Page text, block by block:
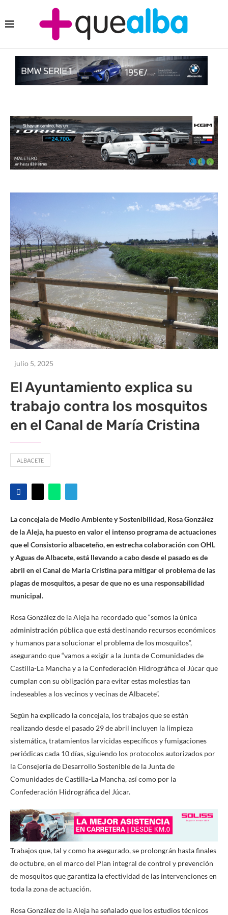
julio 5, 2025
El Ayuntamiento explica su
trabajo contra los mosquitos
en el Canal de María Cristina
ALBACETE
La concejala de Medio Ambiente y Sostenibilidad, Rosa González
de la Aleja, ha puesto en valor el intenso programa de actuaciones
que el Consistorio albaceteño, en estrecha colaboración con OHL
y Aguas de Albacete, está llevando a cabo desde el pasado es de
abril en el Canal de María Cristina para mitigar el problema de las
plagas de mosquitos, a pesar de que no es una responsabilidad
municipal.
Rosa González de la Aleja ha recordado que “somos la única
administración pública que está destinando recursos económicos
y humanos para solucionar el problema de los mosquitos”,
asegurando que “vamos a exigir a la Junta de Comunidades de
Castilla-La Mancha y a la Confederación Hidrográfica el Júcar que
cumplan con su obligación para evitar estas molestias tan
indeseables a los vecinos y vecinas de Albacete”.
Según ha explicado la concejala, los trabajos que se están
realizando desde el pasado 29 de abril incluyen la limpieza
sistemática, tratamientos larvicidas específicos y fumigaciones
periódicas cada 10 días, siguiendo los protocolos autorizados por
la Consejería de Desarrollo Sostenible de la Junta de
Comunidades de Castilla-La Mancha, así como por la
Confederación Hidrográfica del Júcar.
Trabajos que, tal y como ha asegurado, se prolongrán hasta finales
de octubre, en el marco del Plan integral de control y prevención
de mosquitos que garantiza la efectividad de las intervenciones en
toda la zona de actuación.
Rosa González de la Aleja ha señalado que los estudios técnicos